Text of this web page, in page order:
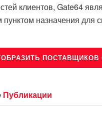
клиентов, Gate64
пунктом назначения для
ПОСТАВЩИКОВ
Публикации